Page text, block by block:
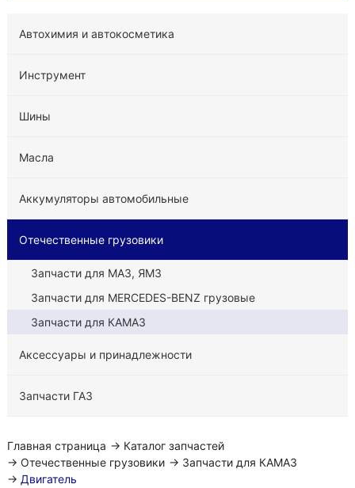
Автохимия и автокосметика
Инструмент
Шины
Масла
Аккумуляторы автомобильные
Отечественные грузовики
Запчасти для МАЗ, ЯМЗ
Запчасти для MERCEDES-BENZ грузовые
Запчасти для КАМАЗ
Аксессуары и принадлежности
Запчасти ГАЗ
Главная страница → Каталог запчастей
→ Отечественные грузовики → Запчасти для КАМАЗ
→ Двигатель